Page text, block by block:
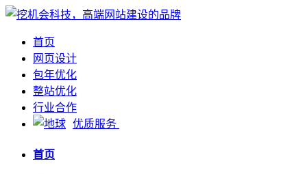
首页
网页设计
包年优化
整站优化
行业合作
优质服务
首页